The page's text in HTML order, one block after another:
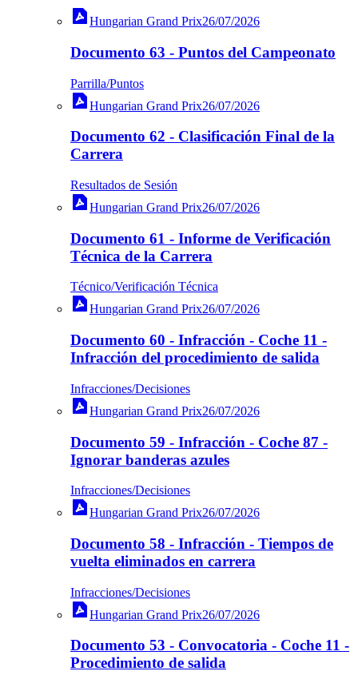
Hungarian Grand Prix26/07/2026
Documento 63 - Puntos del Campeonato
Parrilla/Puntos
Hungarian Grand Prix26/07/2026
Documento 62 - Clasificación Final de la
Carrera
Resultados de Sesión
Hungarian Grand Prix26/07/2026
Documento 61 - Informe de Verificación
Técnica de la Carrera
Técnico/Verificación Técnica
Hungarian Grand Prix26/07/2026
Documento 60 - Infracción - Coche 11 -
Infracción del procedimiento de salida
Infracciones/Decisiones
Hungarian Grand Prix26/07/2026
Documento 59 - Infracción - Coche 87 -
Ignorar banderas azules
Infracciones/Decisiones
Hungarian Grand Prix26/07/2026
Documento 58 - Infracción - Tiempos de
vuelta eliminados en carrera
Infracciones/Decisiones
Hungarian Grand Prix26/07/2026
Documento 53 - Convocatoria - Coche 11 -
Procedimiento de salida